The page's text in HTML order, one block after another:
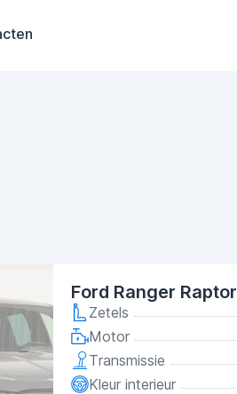
Ford Ranger
Zetels
Motor
Transmissie
Kleur interieur